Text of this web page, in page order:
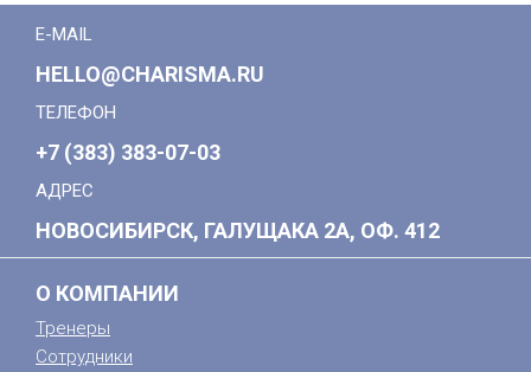
E-MAIL
HELLO@CHARISMA.RU
ТЕЛЕФОН
+7 (383) 383-07-03
АДРЕС
НОВОСИБИРСК, ГАЛУЩАКА 2А, ОФ. 412
О КОМПАНИИ
Тренеры
Сотрудники